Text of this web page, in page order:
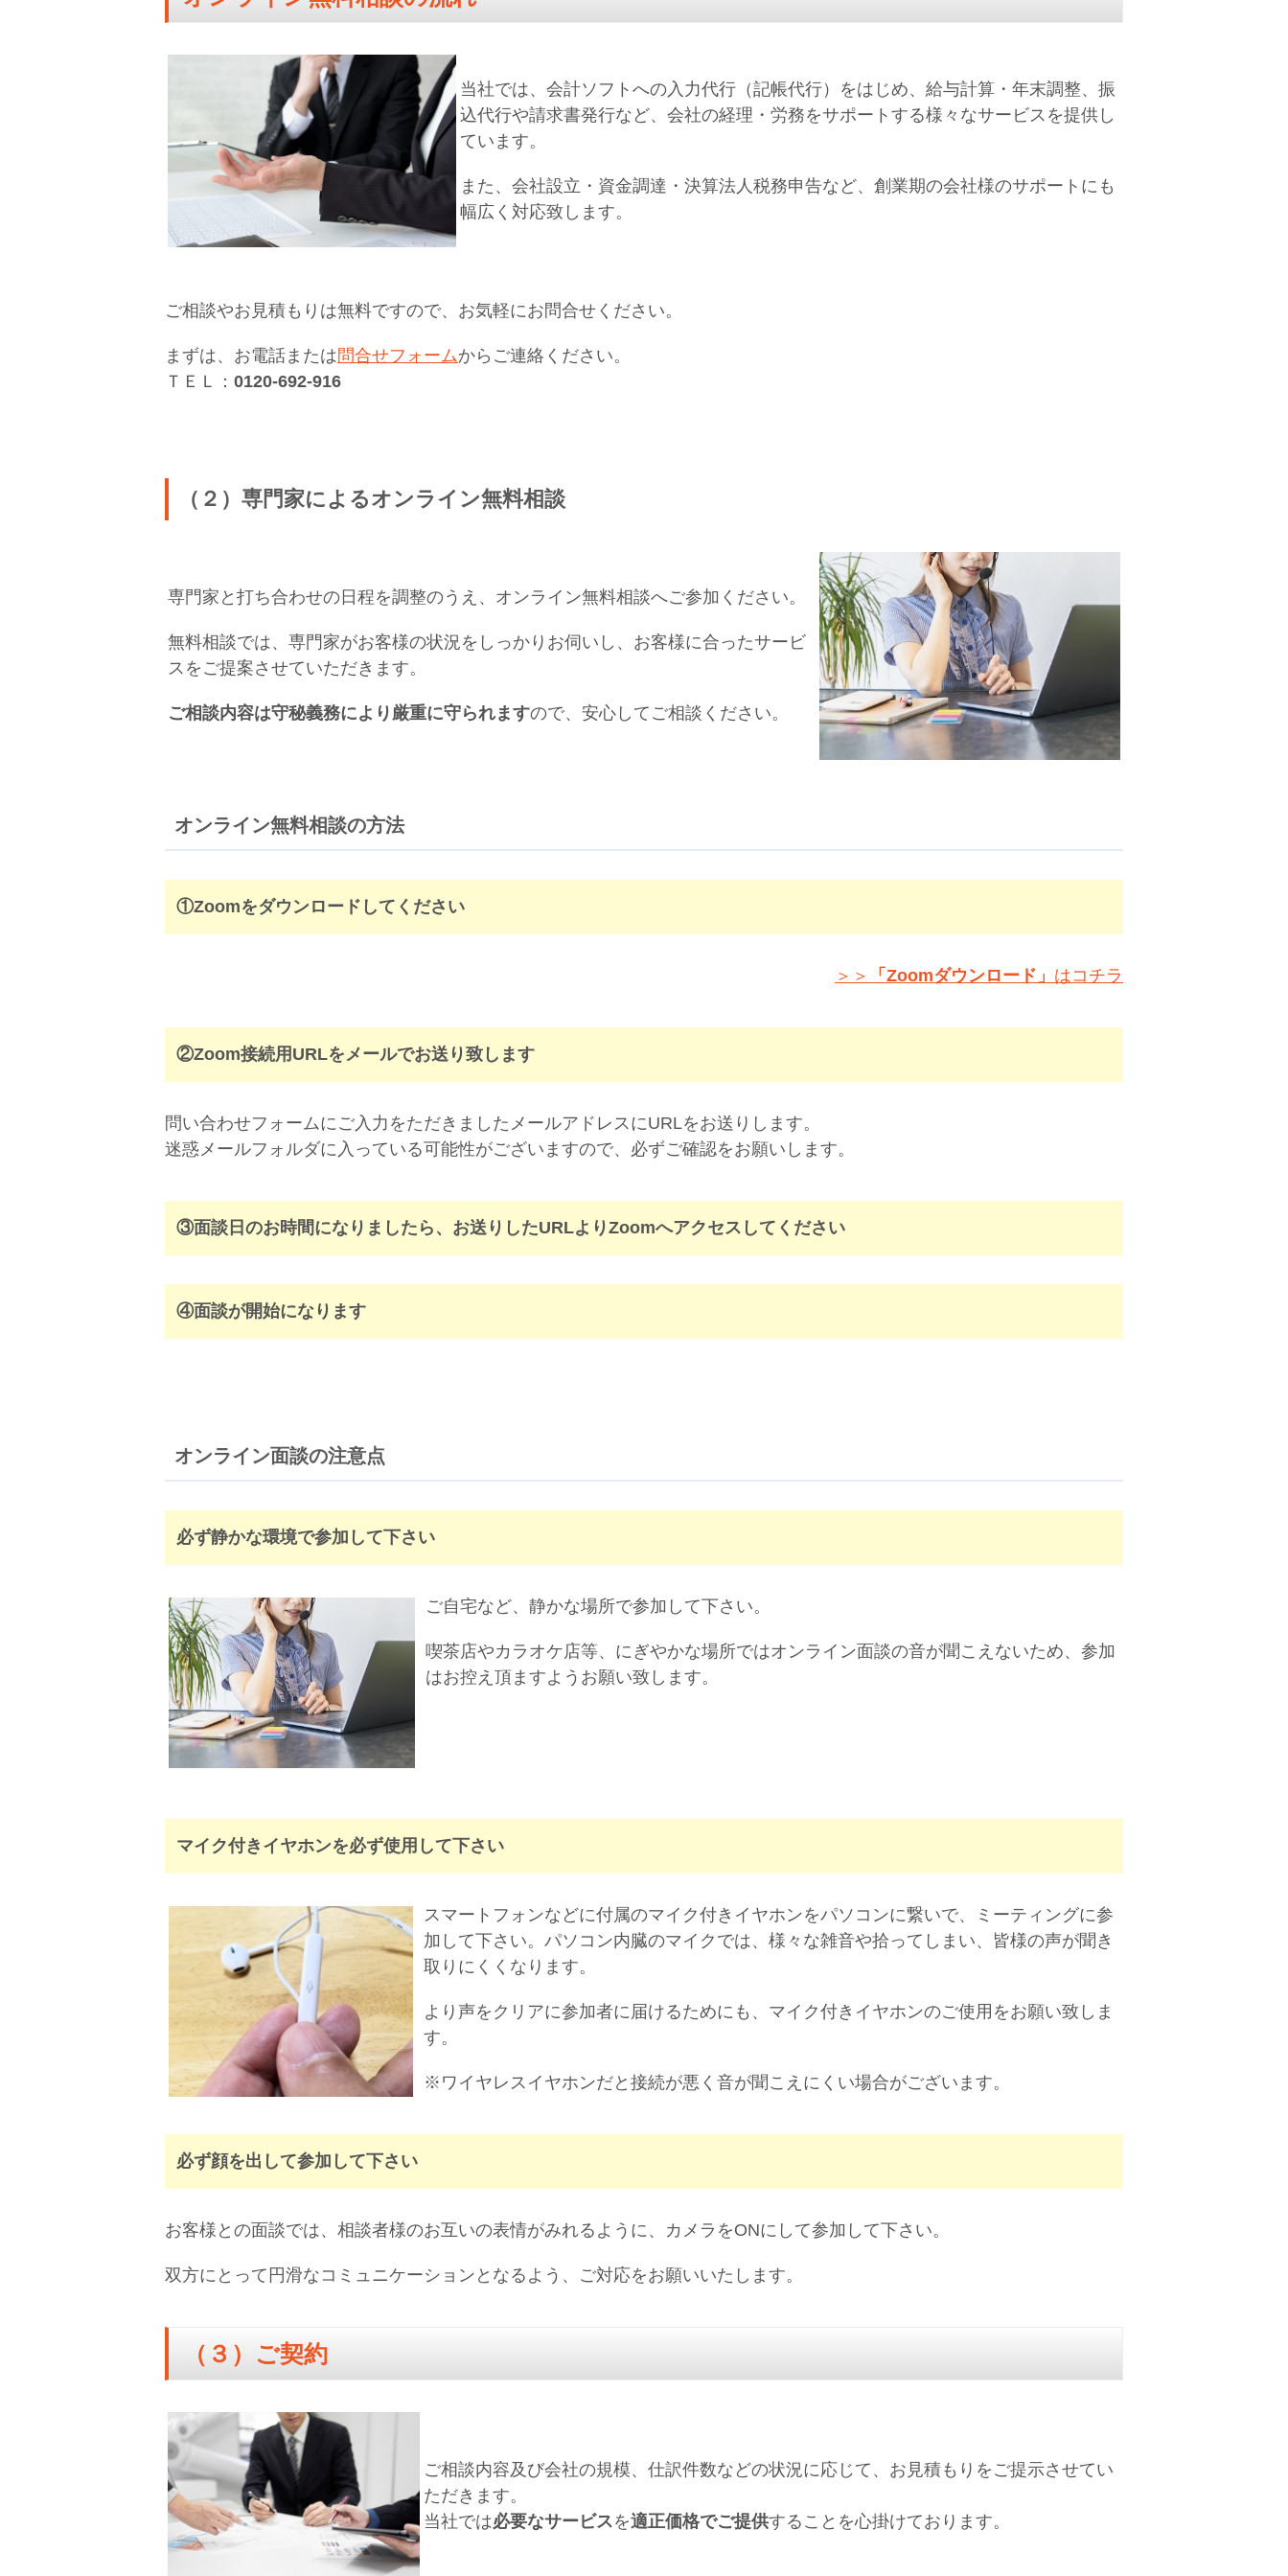
当社では、会計ソフトへの入力代行（記帳代行）をはじめ、給与計算・年末調整、振
込代行や請求書発行など、会社の経理・労務をサポートする様々なサービスを提供し
ています。
また、会社設立・資金調達・決算法人税務申告など、創業期の会社様のサポートにも
幅広く対応致します。
ご相談やお見積もりは無料ですので、お気軽にお問合せください。
まずは、お電話または問合せフォームからご連絡ください。
ＴＥＬ： 0120-692-916
（２）専門家によるオンライン無料相談
専門家と打ち合わせの日程を調整のうえ、オンライン無料相談へご参加ください。
無料相談では、専門家がお客様の状況をしっかりお伺いし、お客様に合ったサービ
スをご提案させていただきます。
ご相談内容は守秘義務により厳重に守られますので、安心してご相談ください。
オンライン無料相談の方法
①Zoomをダウンロードしてください
＞＞ 「Zoomダウンロード」 はコチラ
②Zoom接続用URLをメールでお送り致します
問い合わせフォームにご入力をただきましたメールアドレスにURLをお送りします。
迷惑メールフォルダに入っている可能性がございますので、必ずご確認をお願いします。
③面談日のお時間になりましたら、お送りしたURLよりZoomへアクセスしてください
④面談が開始になります
オンライン面談の注意点
必ず静かな環境で参加して下さい
ご自宅など、静かな場所で参加して下さい。
喫茶店やカラオケ店等、にぎやかな場所ではオンライン面談の音が聞こえないため、参加
はお控え頂ますようお願い致します。
マイク付きイヤホンを必ず使用して下さい
スマートフォンなどに付属のマイク付きイヤホンをパソコンに繋いで、ミーティングに参
加して下さい。パソコン内臓のマイクでは、様々な雑音や拾ってしまい、皆様の声が聞き
取りにくくなります。
より声をクリアに参加者に届けるためにも、マイク付きイヤホンのご使用をお願い致しま
す。
※ワイヤレスイヤホンだと接続が悪く音が聞こえにくい場合がございます。
必ず顔を出して参加して下さい
お客様との面談では、相談者様のお互いの表情がみれるように、カメラをONにして参加して下さい。
双方にとって円滑なコミュニケーションとなるよう、ご対応をお願いいたします。
（３）ご契約
ご相談内容及び会社の規模、仕訳件数などの状況に応じて、お見積もりをご提示させてい
ただきます。
当社では必要なサービスを適正価格でご提供することを心掛けております。